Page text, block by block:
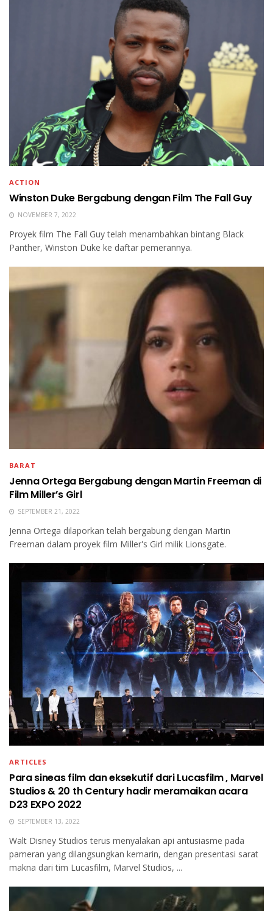
ACTION
Winston Duke Bergabung dengan Film The Fall Guy
NOVEMBER 7, 2022
Proyek film The Fall Guy telah menambahkan bintang Black
Panther, Winston Duke ke daftar pemerannya.
BARAT
Jenna Ortega Bergabung dengan Martin Freeman di
Film Miller’s Girl
SEPTEMBER 21, 2022
Jenna Ortega dilaporkan telah bergabung dengan Martin
Freeman dalam proyek film Miller's Girl milik Lionsgate.
ARTICLES
Para sineas film dan eksekutif dari Lucasfilm , Marvel
Studios & 20 th Century hadir meramaikan acara
D23 EXPO 2022
SEPTEMBER 13, 2022
Walt Disney Studios terus menyalakan api antusiasme pada
pameran yang dilangsungkan kemarin, dengan presentasi sarat
makna dari tim Lucasfilm, Marvel Studios, ...